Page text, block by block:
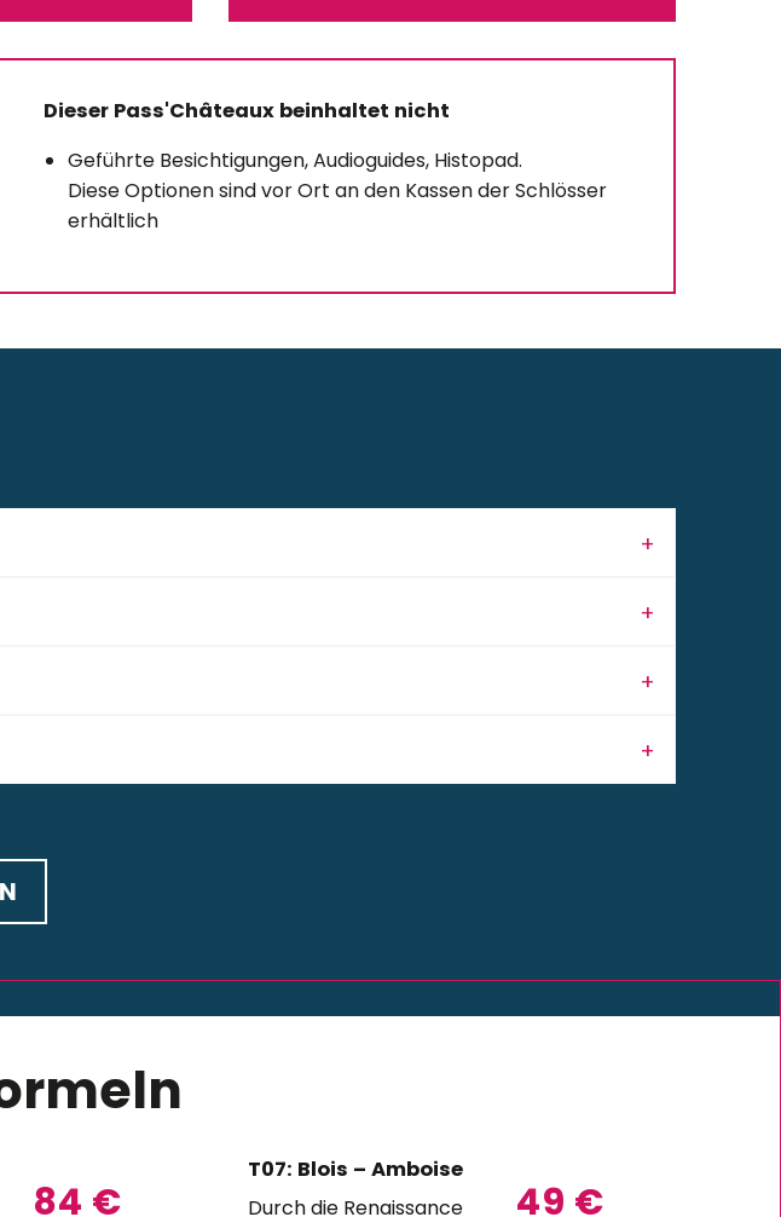
Dieser Pass'Châteaux beinhaltet nicht
Geführte Besichtigungen, Audioguides, Histopad.
Diese Optionen sind vor Ort an den Kassen der Schlösser
erhältlich
84 €
–
– DE
49 €
T07: Blois – Amboise – Clos Lucé – DE
Durch die Renaissance verbunden,